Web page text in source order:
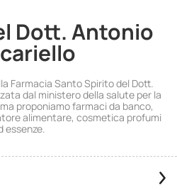
Dott. Antonio
Farmacia Santo Spirito del Dott.
dal ministero della salute per la
proponiamo farmaci da banco,
alimentare, cosmetica profumi
essenze.